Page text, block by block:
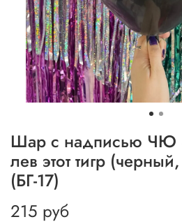
Шар с надписью ЧЮ
лев этот тигр
(БГ-17)
215 руб